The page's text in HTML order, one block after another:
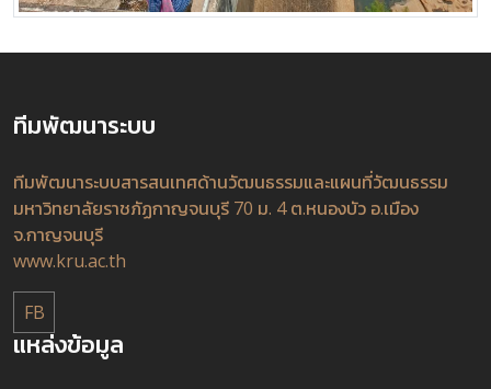
ทีมพัฒนาระบบ
ทีมพัฒนาระบบสารสนเทศด้านวัฒนธรรมและแผนที่วัฒนธรรม
มหาวิทยาลัยราชภัฏกาญจนบุรี 70 ม. 4 ต.หนองบัว อ.เมือง
จ.กาญจนบุรี
www.kru.ac.th
FB
แหล่งข้อมูล